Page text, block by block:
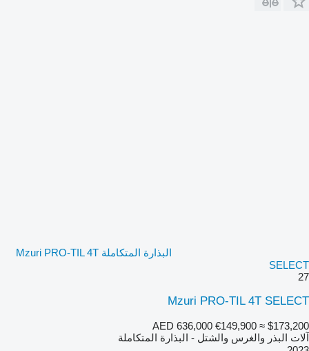
البذارة المتكاملة Mzuri PRO-TIL 4T
SELECT
27
Mzuri PRO-TIL 4T SELECT
AED 636,000 €149,900 ≈ $173,200
آلات البذر والغرس والشتل - البذارة المتكاملة